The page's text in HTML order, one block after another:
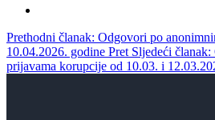
Prethodni članak: Odgovori po
10.04.2026. godine Pret Sljedeći
prijavama korupcije od 10.03. i